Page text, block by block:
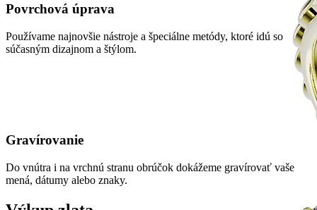
Povrchová úprava
Používame najnovšie nástroje a špeciálne metódy, ktoré idú so
súčasným dizajnom a štýlom.
Gravírovanie
Do vnútra i na vrchnú stranu obrúčok dokážeme gravírovať vaše
mená, dátumy alebo znaky.